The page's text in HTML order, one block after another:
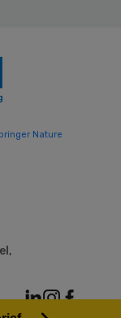
Nature